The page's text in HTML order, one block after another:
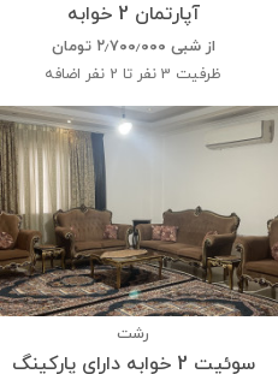
آپارتمان 2 خوابه
از شبی ۲٫۷۰۰٫۰۰۰ تومان
ظرفیت 3 نفر تا 2 نفر اضافه
رشت
سوئیت 2 خوابه دارای پارکینگ